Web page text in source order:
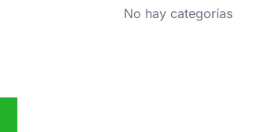
No hay categorías